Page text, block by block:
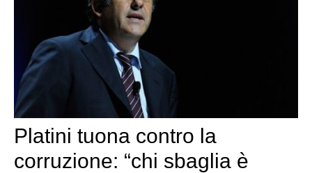
Platini tuona contro la
corruzione: “chi sbaglia è